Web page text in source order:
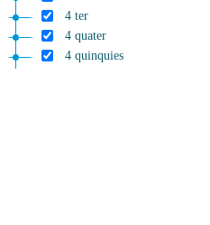
4 ter
4 quater
4 quinquies